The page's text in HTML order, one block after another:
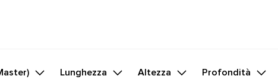
Lunghezza Altezza Profondità